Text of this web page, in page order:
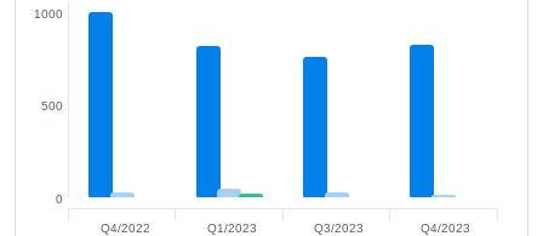
0
500
1000
Q4/2022 Q1/2023 Q3/2023 Q4/2023
BẤT